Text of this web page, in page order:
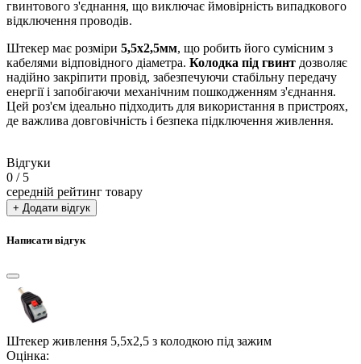
гвинтового з'єднання, що виключає ймовірність випадкового
відключення проводів.
Штекер має розміри 5,5х2,5мм, що робить його сумісним з
кабелями відповідного діаметра. Колодка під гвинт дозволяє
надійно закріпити провід, забезпечуючи стабільну передачу
енергії і запобігаючи механічним пошкодженням з'єднання.
Цей роз'єм ідеально підходить для використання в пристроях,
де важлива довговічність і безпека підключення живлення.
Відгуки
0 / 5
середній рейтинг товару
+ Додати відгук
Написати відгук
Штекер живлення 5,5х2,5 з колодкою під зажим
Оцінка: